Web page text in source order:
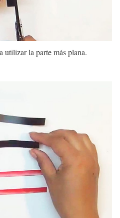
utilizar la parte más plana.